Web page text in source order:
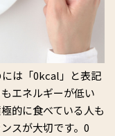
は「0kcal」と表記
エネルギーが低い
的に食べている人も
スが大切です。0